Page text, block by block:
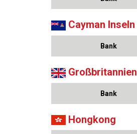
Cayman Inseln
Bank
Großbritannien
Bank
Hongkong